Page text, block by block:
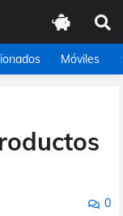
Móviles
0